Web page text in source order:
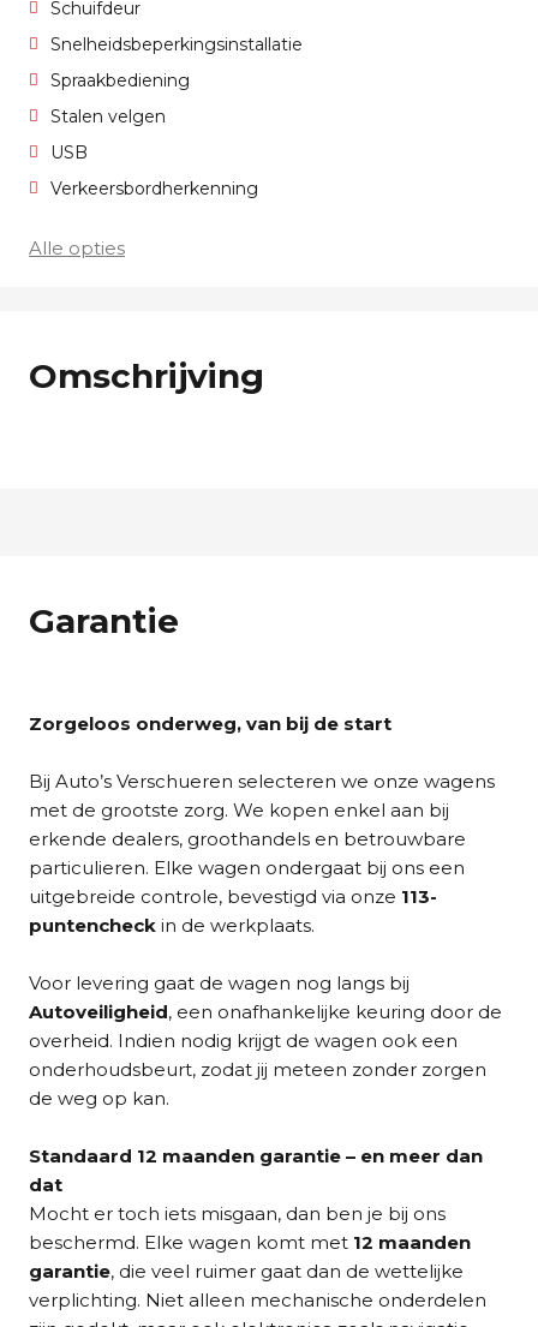
Schuifdeur
Snelheidsbeperkingsinstallatie
Spraakbediening
Stalen velgen
USB
Verkeersbordherkenning
Alle opties
Omschrijving
Garantie
Zorgeloos onderweg, van bij de start
Bij Auto’s Verschueren selecteren we onze wagens
met de grootste zorg. We kopen enkel aan bij
erkende dealers, groothandels en betrouwbare
particulieren. Elke wagen ondergaat bij ons een
uitgebreide controle, bevestigd via onze 113-
puntencheck in de werkplaats.
Voor levering gaat de wagen nog langs bij
Autoveiligheid, een onafhankelijke keuring door de
overheid. Indien nodig krijgt de wagen ook een
onderhoudsbeurt, zodat jij meteen zonder zorgen
de weg op kan.
Standaard 12 maanden garantie – en meer dan
dat
Mocht er toch iets misgaan, dan ben je bij ons
beschermd. Elke wagen komt met 12 maanden
garantie, die veel ruimer gaat dan de wettelijke
verplichting. Niet alleen mechanische onderdelen